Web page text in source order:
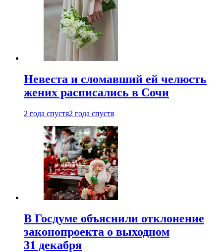
Невеста и сломавший ей челюсть
жених расписались в Сочи
2 года спустя2 года спустя
В Госдуме объяснили отклонение
законопроекта о выходном
31 декабря